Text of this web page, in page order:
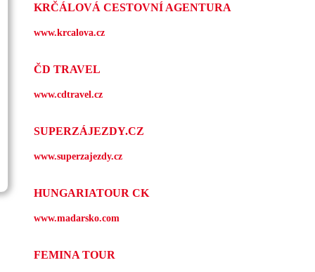
KRČÁLOVÁ CESTOVNÍ AGENTURA
www.krcalova.cz
ČD TRAVEL
www.cdtravel.cz
SUPERZÁJEZDY.CZ
www.superzajezdy.cz
HUNGARIATOUR CK
www.madarsko.com
FEMINA TOUR